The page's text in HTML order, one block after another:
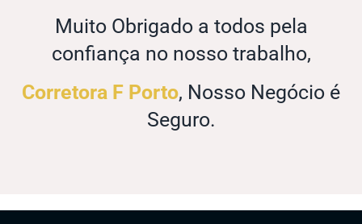
Muito Obrigado a todos pela
confiança no nosso trabalho,
Corretora F Porto, Nosso Negócio é
Seguro.